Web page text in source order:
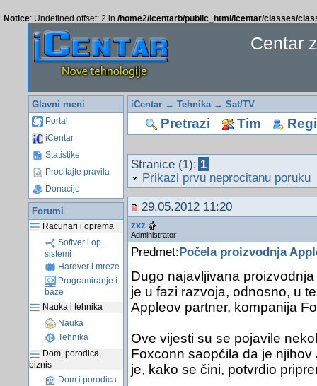
Notice: Undefined offset: 2 in /home2/icentarb/public_html/icentar/classes/
Centar
Glavni meni
Portal
iCentar
Statistike
Procitajte pravila
Donacije
Forumi
Racunari i oprema
Softver i op.
sistemi
Hardver i mreze
Programiranje i
baze
Nauka i tehnika
Nauka
Tehnika
Dom, porodica,
biznis
Dom i porodica
iCentar→ Tehnika→ Sat/TV
Pretrazi Tim
Stranice (1): 1
Prikazi prvu neprocitanu poruku
29.05.2012 11:20
zxz
Administrator
Predmet: Počela proizvodnja
Dugo najavljivana
je u fazi razvoja, odnosno, u
Appleov partner, kompanija
Ove vijesti su se pojavile
Foxconn saopćila da je njihov
je, kako se čini, potvrdio